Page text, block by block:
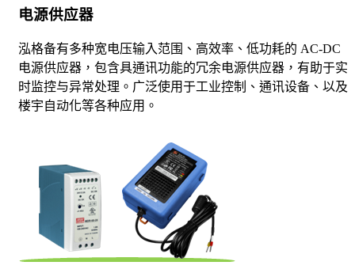
电源供应器
泓格备有多种宽电压输入范围、高效率、低功耗的 AC-DC
电源供应器，包含具通讯功能的冗余电源供应器，有助于实
时监控与异常处理。广泛使用于工业控制、通讯设备、以及
楼宇自动化等各种应用。